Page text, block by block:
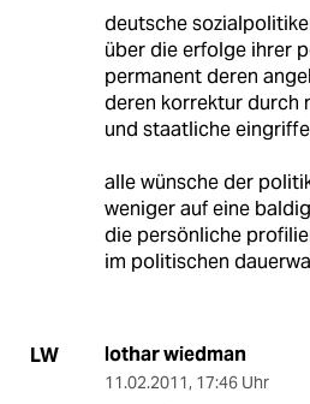
deutsche
über die erfolge ihrer
permanent deren
deren korrektur durch
und staatliche
alle wünsche der
weniger auf eine
die persönliche
im politischen
LW lothar wiedman
11.02.2011, 17:46 Uhr